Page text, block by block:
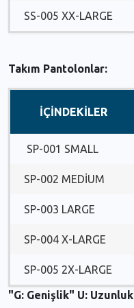
SS-005 XX-LARGE
Takım Pantolonlar:
İÇİNDEKİLER
SP-001 SMALL
SP-002 MEDIUM
SP-003 LARGE
SP-004 X-LARGE
SP-005 2X-LARGE
"G: Genişlik" U: Uzunluk